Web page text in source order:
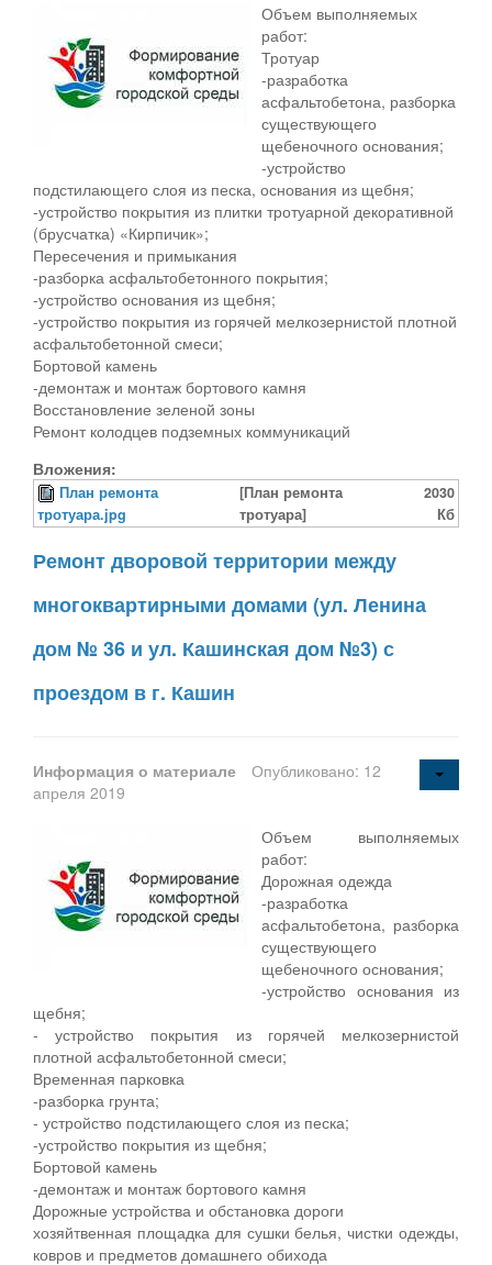
Объем выполняемых
работ:
Тротуар
-разработка
асфальтобетона, разборка
существующего
щебеночного основания;
-устройство
подстилающего слоя из песка, основания из щебня;
-устройство покрытия из плитки тротуарной декоративной
(брусчатка) «Кирпичик»;
Пересечения и примыкания
-разборка асфальтобетонного покрытия;
-устройство основания из щебня;
-устройство покрытия из горячей мелкозернистой плотной
асфальтобетонной смеси;
Бортовой камень
-демонтаж и монтаж бортового камня
Восстановление зеленой зоны
Ремонт колодцев подземных коммуникаций
Вложения:
План ремонта
тротуара.jpg
[План ремонта
тротуара]
2030
Кб
Ремонт дворовой территории между
многоквартирными домами (ул. Ленина
дом № 36 и ул. Кашинская дом №3) с
проездом в г. Кашин
Информация о материале
Опубликовано: 12
апреля 2019
Объем выполняемых
работ:
Дорожная одежда
-разработка
асфальтобетона, разборка
существующего
щебеночного основания;
-устройство основания из
щебня;
- устройство покрытия из горячей мелкозернистой
плотной асфальтобетонной смеси;
Временная парковка
-разборка грунта;
- устройство подстилающего слоя из песка;
-устройство покрытия из щебня;
Бортовой камень
-демонтаж и монтаж бортового камня
Дорожные устройства и обстановка дороги
хозяйтвенная площадка для сушки белья, чистки одежды,
ковров и предметов домашнего обихода